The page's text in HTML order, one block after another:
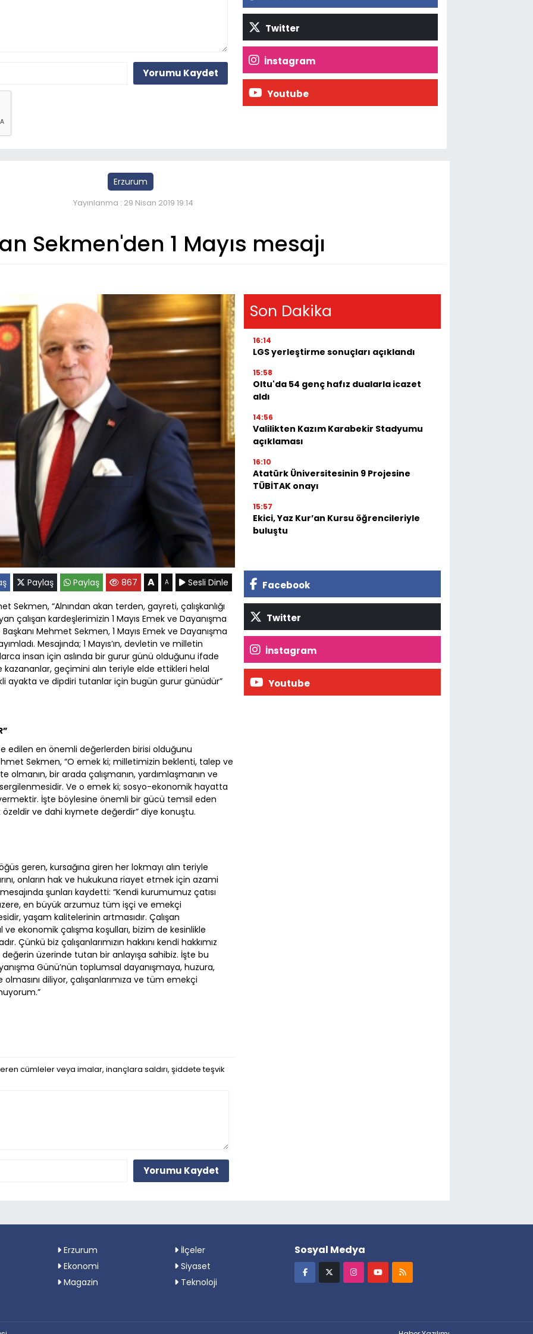
Yorumu Kaydet
Twitter
İnstagram
Youtube
Erzurum
Yayınlanma : 29 Nisan 2019 19:14
Sekmen'den 1 Mayıs mesajı
Paylaş Paylaş 867 A A
Sesli Dinle
Sekmen, “Alnından akan terden, gayreti, çalışkanlığı
çalışan kardeşlerimizin 1 Mayıs Emek ve Dayanışma
Mehmet Sekmen, 1 Mayıs Emek ve Dayanışma
Mesajında; 1 Mayıs’ın, devletin ve milletin
insan için aslında bir gurur günü olduğunu ifade
kazananlar, geçimini alın teriyle elde ettikleri helal
ayakta ve dipdiri tutanlar için bugün gurur günüdür”
edilen en önemli değerlerden birisi olduğunu
Sekmen, “O emek ki; milletimizin beklenti, talep ve
olmanın, bir arada çalışmanın, yardımlaşmanın ve
Ve o emek ki; sosyo-ekonomik hayatta
İşte böylesine önemli bir gücü temsil eden
özeldir ve dahi kıymete değerdir” diye konuştu.
geren, kursağına giren her lokmayı alın teriyle
onların hak ve hukukuna riayet etmek için azami
şunları kaydetti: “Kendi kurumumuz çatısı
en büyük arzumuz tüm işçi ve emekçi
yaşam kalitelerinin artmasıdır. Çalışan
ekonomik çalışma koşulları, bizim de kesinlikle
Çünkü biz çalışanlarımızın hakkını kendi hakkımız
üzerinde tutan bir anlayışa sahibiz. İşte bu
Günü’nün toplumsal dayanışmaya, huzura,
diliyor, çalışanlarımıza ve tüm emekçi
cümleler veya imalar, inançlara saldırı, şiddete teşvik
Yorumu Kaydet
Son Dakika
16:14
LGS yerleştirme sonuçları açıklandı
15:58
Oltu'da 54 genç hafız dualarla icazet
aldı
14:56
Valilikten Kazım Karabekir Stadyumu
açıklaması
16:10
Atatürk Üniversitesinin 9 Projesine
TÜBİTAK onayı
15:57
Ekici, Yaz Kur’an Kursu öğrencileriyle
buluştu
Facebook
Twitter
İnstagram
Youtube
Erzurum
İlçeler
Ekonomi
Siyaset
Magazin
Teknoloji
Sosyal Medya